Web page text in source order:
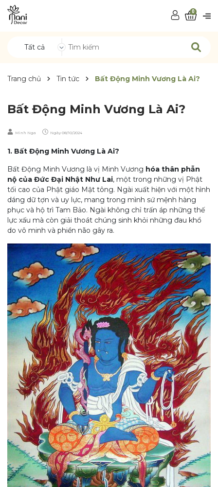
Tất cả
0
Trang chủ Tin tức Bất Động Minh Vương Là Ai?
Bất Động Minh Vương Là Ai?
Minh Nga Ngày 08/10/2024
1. Bất Động Minh Vương Là Ai?
Bất Động Minh Vương là vị Minh Vương hóa thân phẫn
nộ của Đức Đại Nhật Như Lai, một trong những vị Phật
tối cao của Phật giáo Mật tông. Ngài xuất hiện với một hình
dáng dữ tợn và uy lực, mang trong mình sứ mệnh hàng
phục và hộ trì Tam Bảo. Ngài không chỉ trấn áp những thế
lực xấu mà còn giải thoát chúng sinh khỏi những đau khổ
do vô minh và phiền não gây ra.